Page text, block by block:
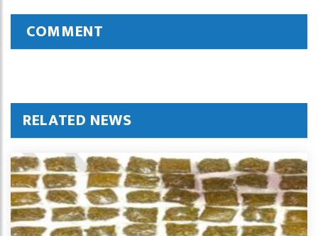
COMMENT
RELATED NEWS